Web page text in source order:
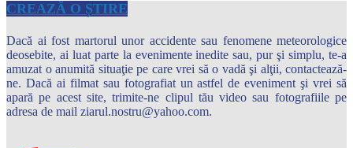
CREAZĂ O ȘTIRE
Dacă ai fost martorul unor accidente sau fenomene meteorologice
deosebite, ai luat parte la evenimente inedite sau, pur şi simplu, te-a
amuzat o anumită situaţie pe care vrei să o vadă şi alţii, contactează-
ne. Dacă ai filmat sau fotografiat un astfel de eveniment şi vrei să
apară pe acest site, trimite-ne clipul tău video sau fotografiile pe
adresa de mail ziarul.nostru@yahoo.com.